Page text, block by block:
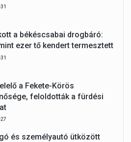
a békéscsabai drogbáró:
ezer tő kendert termesztett
a Fekete-Körös
feloldották a fürdési
és személyautó ütközött